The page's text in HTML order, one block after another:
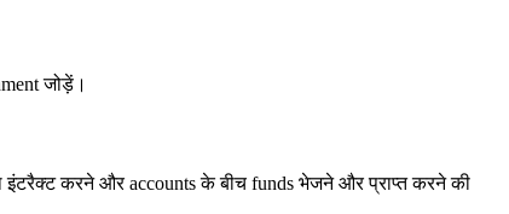
जोड़ें।
करने और accounts के बीच funds भेजने और प्राप्त करने की